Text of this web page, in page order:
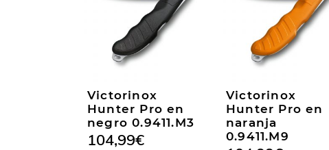
Victorinox
Hunter Pro en
negro 0.9411.M3
104,99€
Victorinox
Hunter Pro en
naranja
0.9411.M9